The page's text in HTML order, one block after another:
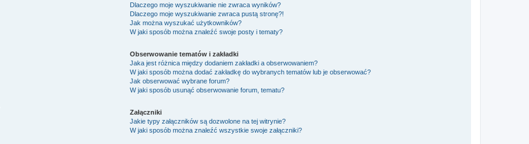
Dlaczego moje wyszukiwanie nie zwraca wyników?
Dlaczego moje wyszukiwanie zwraca pustą stronę?!
Jak można wyszukać użytkowników?
W jaki sposób można znaleźć swoje posty i tematy?
Obserwowanie tematów i zakładki
Jaka jest różnica między dodaniem zakładki a obserwowaniem?
W jaki sposób można dodać zakładkę do wybranych tematów lub je obserwować?
Jak obserwować wybrane forum?
W jaki sposób usunąć obserwowanie forum, tematu?
Załączniki
Jakie typy załączników są dozwolone na tej witrynie?
W jaki sposób można znaleźć wszystkie swoje załączniki?